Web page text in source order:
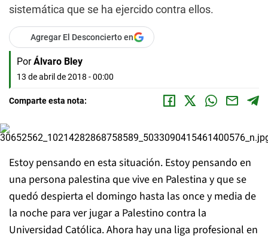
sistemática que se ha ejercido contra ellos.
Agregar El Desconcierto en
Por Álvaro Bley
13 de abril de 2018 - 00:00
Comparte esta nota:
Estoy pensando en esta situación. Estoy pensando en
una persona palestina que vive en Palestina y que se
quedó despierta el domingo hasta las once y media de
la noche para ver jugar a Palestino contra la
Universidad Católica. Ahora hay una liga profesional en